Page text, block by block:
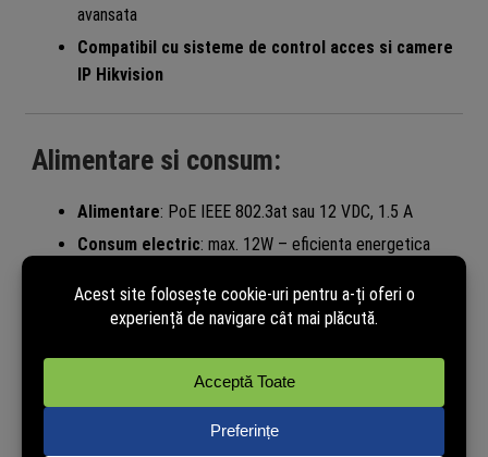
avansata
Compatibil cu sisteme de control acces si camere
IP Hikvision
Alimentare si consum:
Alimentare: PoE IEEE 802.3at sau 12 VDC, 1.5 A
Consum electric: max. 12W – eficienta energetica
Specificatii fizice si de mediu:
Dimensiuni: 180.4 x 128.4 x 21.8 mm